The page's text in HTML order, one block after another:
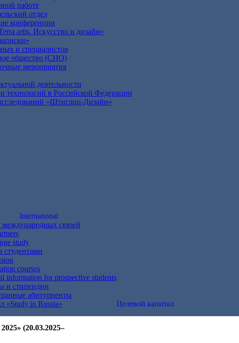
работе
отдел
конференции
artis. Искусство и дизайн»
и специалистов
общество (СНО)
мероприятия
деятельности
технологий в Российской Федерации
«Штиглиц-Дизайн»
International
международных связей
study
студентами
courses
information for prospective students
и стипендии
абитуриенты
«Study in Russia»
Целевой капитал
(20.03.2025–